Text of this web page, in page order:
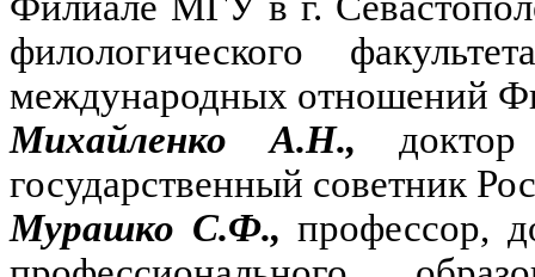
филологического
международных отношений
Михайленко А.Н.,
государственный советник
Мурашко С.Ф., профессор,